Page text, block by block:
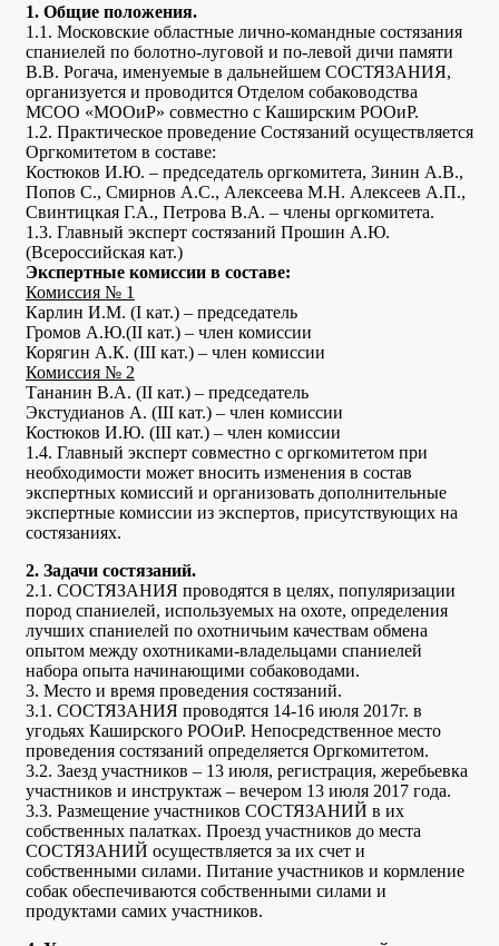
1. Общие положения.
1.1. Московские областные лично-командные состязания
спаниелей по болотно-луговой и по-левой дичи памяти
В.В. Рогача, именуемые в дальнейшем СОСТЯЗАНИЯ,
организуется и проводится Отделом собаководства
МСОО «МООиР» совместно с Каширским РООиР.
1.2. Практическое проведение Состязаний осуществляется
Оргкомитетом в составе:
Костюков И.Ю. – председатель оргкомитета, Зинин А.В.,
Попов С., Смирнов А.С., Алексеева М.Н. Алексеев А.П.,
Свинтицкая Г.А., Петрова В.А. – члены оргкомитета.
1.3. Главный эксперт состязаний Прошин А.Ю.
(Всероссийская кат.)
Экспертные комиссии в составе:
Комиссия № 1
Карлин И.М. (I кат.) – председатель
Громов А.Ю.(II кат.) – член комиссии
Корягин А.К. (III кат.) – член комиссии
Комиссия № 2
Тананин В.А. (II кат.) – председатель
Экстудианов А. (III кат.) – член комиссии
Костюков И.Ю. (III кат.) – член комиссии
1.4. Главный эксперт совместно с оргкомитетом при
необходимости может вносить изменения в состав
экспертных комиссий и организовать дополнительные
экспертные комиссии из экспертов, присутствующих на
состязаниях.
2. Задачи состязаний.
2.1. СОСТЯЗАНИЯ проводятся в целях, популяризации
пород спаниелей, используемых на охоте, определения
лучших спаниелей по охотничьим качествам обмена
опытом между охотниками-владельцами спаниелей
набора опыта начинающими собаководами.
3. Место и время проведения состязаний.
3.1. СОСТЯЗАНИЯ проводятся 14-16 июля 2017г. в
угодьях Каширского РООиР. Непосредственное место
проведения состязаний определяется Оргкомитетом.
3.2. Заезд участников – 13 июля, регистрация, жеребьевка
участников и инструктаж – вечером 13 июля 2017 года.
3.3. Размещение участников СОСТЯЗАНИЙ в их
собственных палатках. Проезд участников до места
СОСТЯЗАНИЙ осуществляется за их счет и
собственными силами. Питание участников и кормление
собак обеспечиваются собственными силами и
продуктами самих участников.